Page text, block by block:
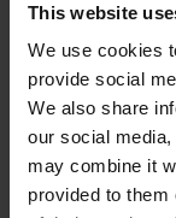
This website
We use cookies
provide social
We also share
our social
may combine it
provided to them
Silvester